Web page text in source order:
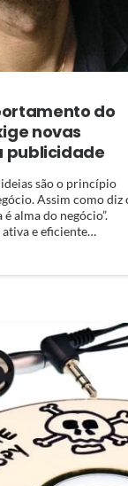
do
novas
publicidade
são o princípio
Assim como diz
alma do negócio”.
ativa e eficiente…